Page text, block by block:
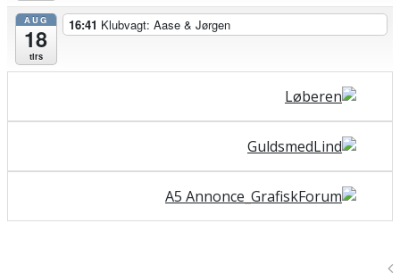
AUG
18
tirs
16:41 Klubvagt: Aase & Jørgen